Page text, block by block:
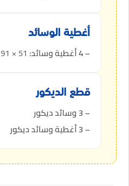
أغطية الوسائد
– 4 أغطية وسائد:
قطع الديكور
– 3 وسائد ديكور
– 3 أغطية وسائد ديكور